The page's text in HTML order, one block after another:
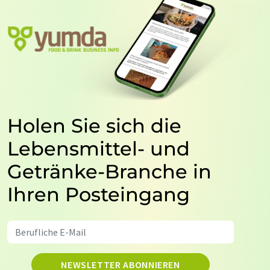
Holen Sie sich die
Lebensmittel- und
Getränke-Branche in
Ihren Posteingang
NEWSLETTER ABONNIEREN